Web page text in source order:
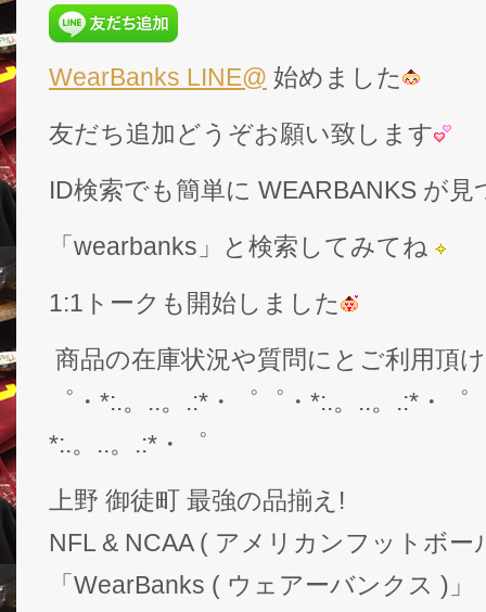
WearBanks LINE@ 始めました
友だち追加どうぞお願い致します
ID検索でも簡単に WEARBANKS が
「wearbanks」と検索してみてね
1:1トークも開始しました
商品の在庫状況や質問にとご利用頂
゜・*:.。..。.:*・゜゜・*:.。..。.:*・
*:.。..。.:*・゜
上野 御徒町 最強の品揃え!
NFL & NCAA ( アメリカンフットボー
「WearBanks ( ウェアーバンクス )」